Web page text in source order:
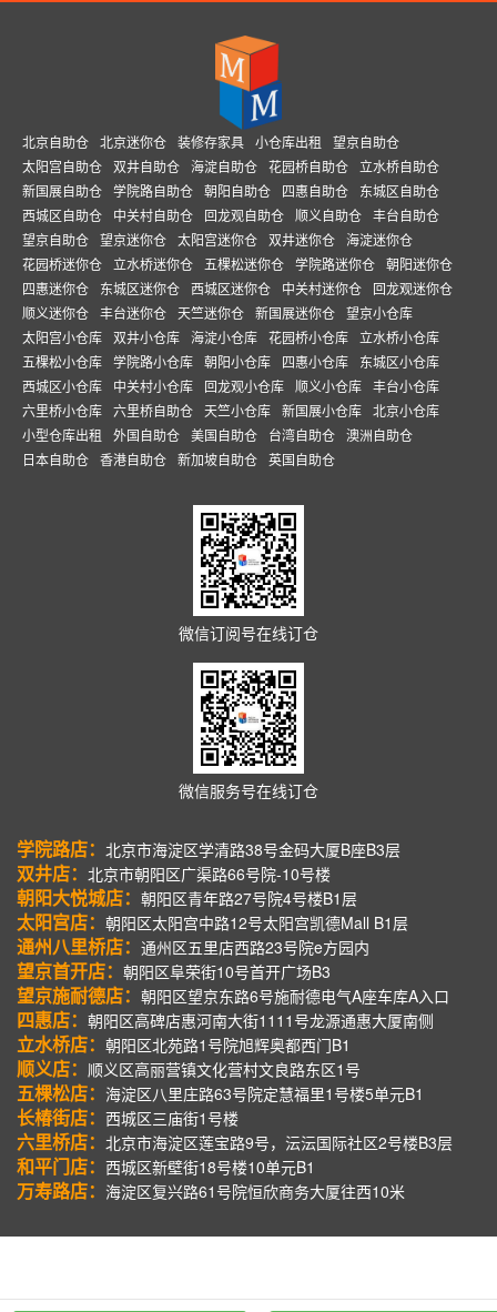
北京自助仓 北京迷你仓 装修存家具 小仓库出租
望京自助仓
太阳宫自助仓 双井自助仓 海淀自助仓 花园桥自助仓
立水桥自助仓
新国展自助仓 学院路自助仓 朝阳自助仓 四惠自助仓
东城区自助仓
西城区自助仓
中关村自助仓 回龙观自助仓 顺义自助仓 丰台自助仓
望京自助仓 望京迷你仓 太阳宫迷你仓 双井迷你仓 海淀迷你仓
花园桥迷你仓
立水桥迷你仓 五棵松迷你仓 学院路迷你仓 朝阳迷你仓
四惠迷你仓
东城区迷你仓 西城区迷你仓 中关村迷你仓
回龙观迷你仓
顺义迷你仓 丰台迷你仓 天竺迷你仓 新国展迷你仓 望京小仓库
太阳宫小仓库 双井小仓库 海淀小仓库 花园桥小仓库
立水桥小仓库
五棵松小仓库 学院路小仓库 朝阳小仓库 四惠小仓库
东城区小仓库
西城区小仓库
中关村小仓库 回龙观小仓库 顺义小仓库 丰台小仓库
六里桥小仓库 六里桥自助仓 天竺小仓库 新国展小仓库 北京小仓库
小型仓库出租
外国自助仓 美国自助仓 台湾自助仓 澳洲自助仓
日本自助仓 香港自助仓 新加坡自助仓 英国自助仓
微信订阅号在线订仓
微信服务号在线订仓
学院路店： 北京市海淀区学清路38号金码大厦B座B3层
双井店： 北京市朝阳区广渠路66号院-10号楼
朝阳大悦城店： 朝阳区青年路27号院4号楼B1层
太阳宫店： 朝阳区太阳宫中路12号太阳宫凯德Mall B1层
通州八里桥店： 通州区五里店西路23号院e方园内
望京首开店： 朝阳区阜荣街10号首开广场B3
望京施耐德店： 朝阳区望京东路6号施耐德电气A座车库A入口
四惠店： 朝阳区高碑店惠河南大街1111号龙源通惠大厦南侧
立水桥店： 朝阳区北苑路1号院旭辉奥都西门B1
顺义店： 顺义区高丽营镇文化营村文良路东区1号
五棵松店： 海淀区八里庄路63号院定慧福里1号楼5单元B1
长椿街店： 西城区三庙街1号楼
六里桥店： 北京市海淀区莲宝路9号，沄沄国际社区2号楼B3层
和平门店： 西城区新壁街18号楼10单元B1
万寿路店： 海淀区复兴路61号院恒欣商务大厦往西10米